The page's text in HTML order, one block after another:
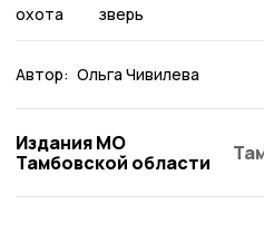
охота зверь
Автор: Ольга Чивилева
Издания МО
Тамбовской области